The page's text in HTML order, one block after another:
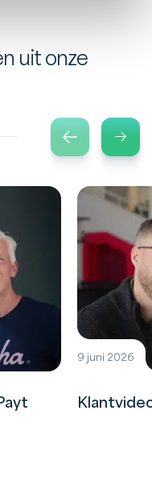
uit onze
9 juni 2026